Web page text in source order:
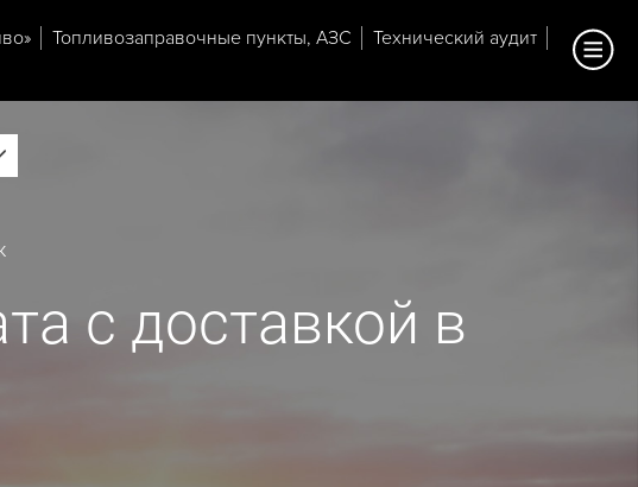
Топливозаправочные пункты, АЗС
Технический аудит
с доставкой в